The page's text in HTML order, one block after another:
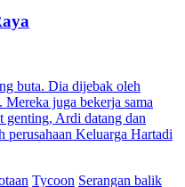
buta. Dia dijebak oleh
juga bekerja sama
genting, Ardi datang dan
Keluarga Hartadi
Tycoon Serangan balik